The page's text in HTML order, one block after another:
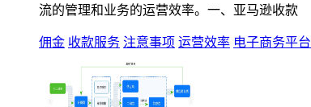
流的管理和业务的运营效率。一、亚马逊收款
佣金 收款服务 注意事项 运营效率 电子商务平台